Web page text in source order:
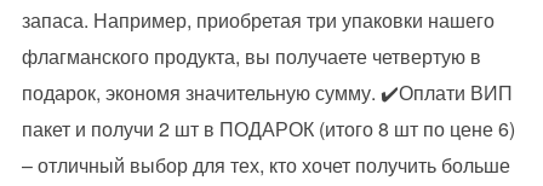
запаса. Например, приобретая три упаковки нашего
флагманского продукта, вы получаете четвертую в
подарок, экономя значительную сумму. ✔️Оплати ВИП
пакет и получи 2 шт в ПОДАРОК (итого 8 шт по цене 6)
– отличный выбор для тех, кто хочет получить больше